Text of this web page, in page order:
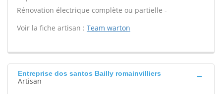
Rénovation électrique complète ou partielle -
Voir la fiche artisan : Team warton
Entreprise dos santos Bailly romainvilliers
Artisan